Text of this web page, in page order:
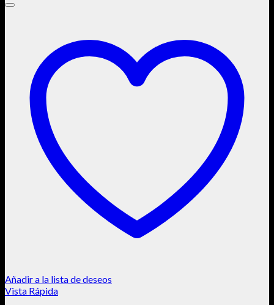
Añadir a la lista de deseos
Vista Rápida